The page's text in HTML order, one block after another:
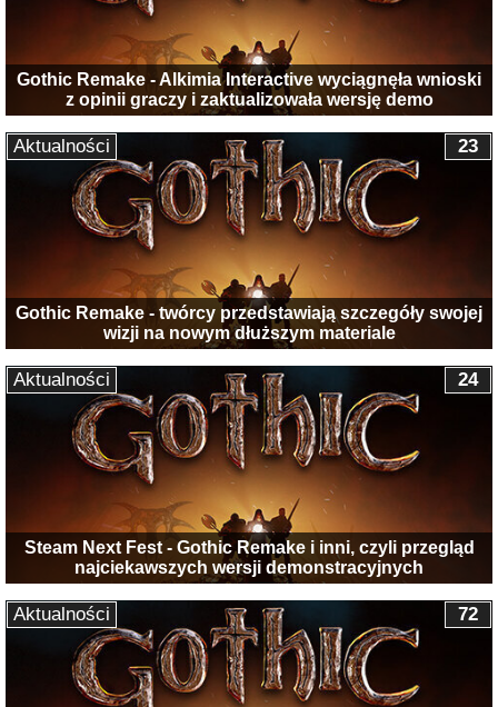
Gothic Remake - Alkimia Interactive wyciągnęła wnioski
z opinii graczy i zaktualizowała wersję demo
Gothic Remake - twórcy przedstawiają szczegóły swojej
wizji na nowym dłuższym materiale
23
Aktualności
Steam Next Fest - Gothic Remake i inni, czyli przegląd
najciekawszych wersji demonstracyjnych
24
Aktualności
72
Aktualności